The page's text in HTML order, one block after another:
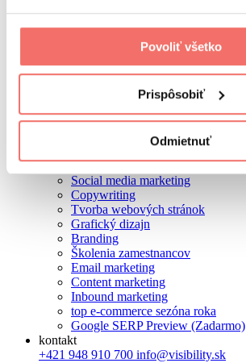
Povoliť všetko
Prispôsobiť
Odmietnuť
Visibility 360 hub
Marketing brunch
Boost conferences
služby
Marketingová stratégia
PPC
Social media marketing
Copywriting
Tvorba webových stránok
Grafický dizajn
Branding
Školenia zamestnancov
Email marketing
Content marketing
Inbound marketing
top e-commerce sezóna roka
Google SERP Preview (Zadarmo)
kontakt
+421 948 910 700 info@visibility.sk